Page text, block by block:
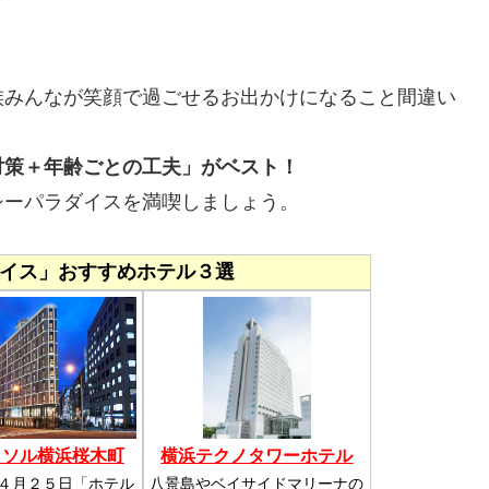
んなが笑顔で過ごせるお出かけになること間違い
＋年齢ごとの工夫」がベスト！
パラダイスを満喫しましょう。
ス」おすすめホテル３選
ル横浜桜木町
月２５日「ホテル
横浜テクノタワーホテル
八景島やベイサイドマリーナの